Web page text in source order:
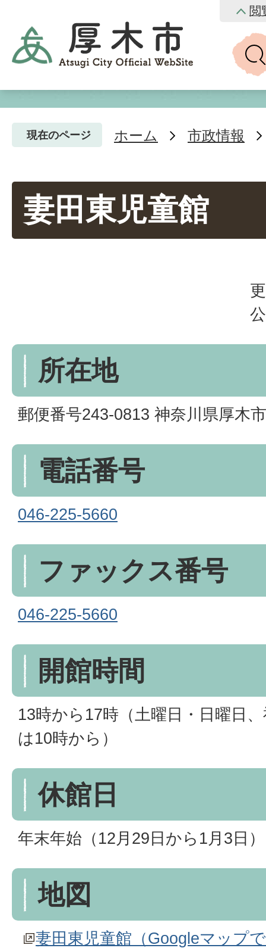
閲
現在のページ ホーム 市政情報
妻田東児童館
所在地
郵便番号243-0813 神奈川県厚木
電話番号
046-225-5660
ファックス番号
046-225-5660
開館時間
13時から17時（土曜日・日曜日
は10時から）
休館日
年末年始（12月29日から1月3日）
地図
妻田東児童館（Googleマップ